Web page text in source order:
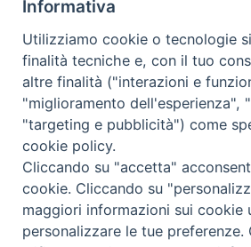
Informativa
Utilizziamo cookie o tecnologie
finalità tecniche e, con il tuo
altre finalità ("interazioni e
"miglioramento dell'esperienza",
"targeting e pubblicità") come
cookie policy.
Cliccando su "accetta"
cookie. Cliccando su
maggiori informazioni sui cookie
personalizzare le tue preferenze.